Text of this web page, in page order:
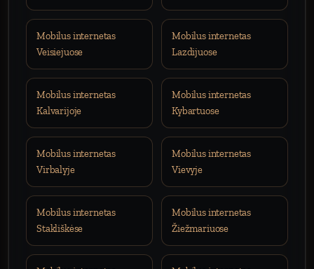
Mobilus internetas
Veisiejuose
Mobilus internetas
Lazdijuose
Mobilus internetas
Kalvarijoje
Mobilus internetas
Kybartuose
Mobilus internetas
Virbalyje
Mobilus internetas
Vievyje
Mobilus internetas
Stakliškėse
Mobilus internetas
Žiežmariuose